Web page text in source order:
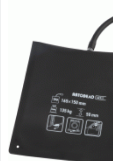
Pneimatiskais spilvens
no 4.74€